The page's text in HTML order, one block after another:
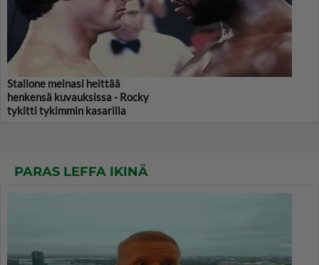
Stallone meinasi heittää
henkensä kuvauksissa - Rocky
tykitti tykimmin kasarilla
PARAS LEFFA IKINÄ